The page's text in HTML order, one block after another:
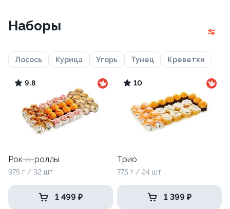
Наборы
Лосось Курица Угорь Тунец Креветки
9.8
Рок-н-роллы
975 г / 32 шт
1 499 ₽
10
Трио
775 г / 24 шт
1 399 ₽